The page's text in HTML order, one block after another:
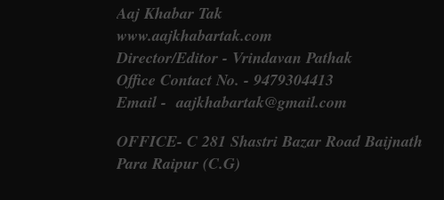
Aaj Khabar Tak
www.aajkhabartak.com
Director/Editor - Vrindavan Pathak
Office Contact No. - 9479304413
Email - aajkhabartak@gmail.com
OFFICE- C 281 Shastri Bazar Road Baijnath
Para Raipur (C.G)